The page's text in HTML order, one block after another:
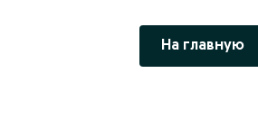
На главную